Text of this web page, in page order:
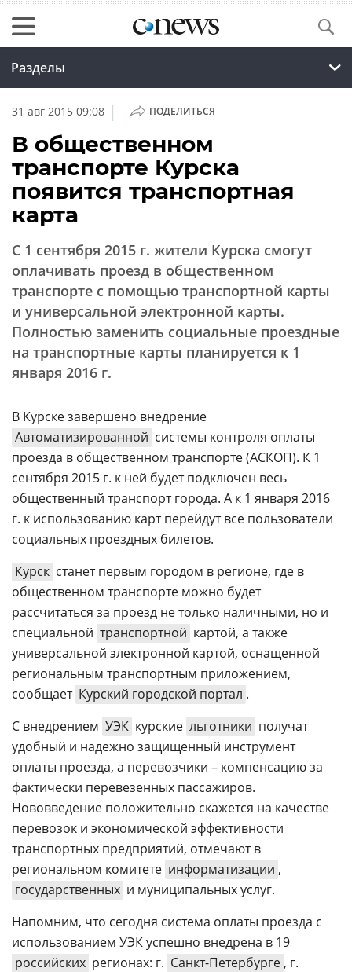
Разделы
31 авг 2015 09:08 | ПОДЕЛИТЬСЯ
В общественном
транспорте Курска
появится транспортная
карта
С 1 сентября 2015 г. жители Курска смогут
оплачивать проезд в общественном
транспорте с помощью транспортной карты
и универсальной электронной карты.
Полностью заменить социальные проездные
на транспортные карты планируется к 1
января 2016 г.
В Курске завершено внедрение
Автоматизированной системы контроля оплаты
проезда в общественном транспорте (АСКОП). К 1
сентября 2015 г. к ней будет подключен весь
общественный транспорт города. А к 1 января 2016
г. к использованию карт перейдут все пользователи
социальных проездных билетов.
Курск станет первым городом в регионе, где в
общественном транспорте можно будет
рассчитаться за проезд не только наличными, но и
специальной транспортной картой, а также
универсальной электронной картой, оснащенной
региональным транспортным приложением,
сообщает Курский городской портал .
С внедрением УЭК курские льготники получат
удобный и надежно защищенный инструмент
оплаты проезда, а перевозчики – компенсацию за
фактически перевезенных пассажиров.
Нововведение положительно скажется на качестве
перевозок и экономической эффективности
транспортных предприятий, отмечают в
региональном комитете информатизации ,
государственных и муниципальных услуг.
Напомним, что сегодня система оплаты проезда с
использованием УЭК успешно внедрена в 19
российских регионах: г. Санкт-Петербурге , г.